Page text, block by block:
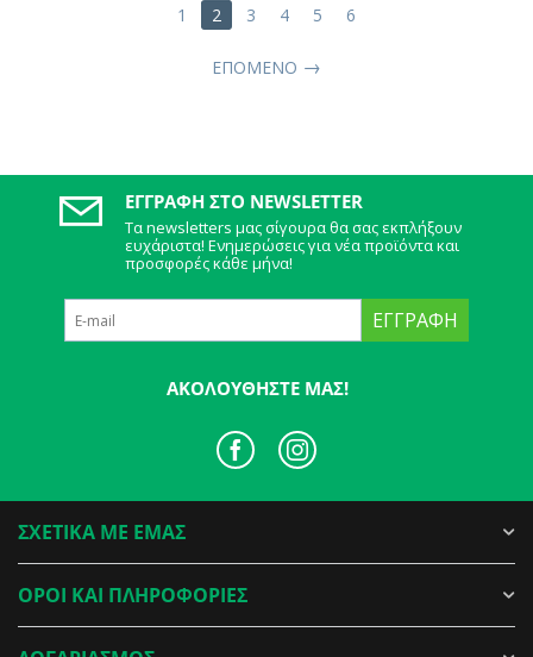
1 2 3 4 5 6
ΕΠΌΜΕΝΟ
ΕΓΓΡΑΦΉ ΣΤΟ NEWSLETTER
Τα newsletters μας σίγουρα θα σας εκπλήξουν
ευχάριστα! Ενημερώσεις για νέα προϊόντα και
προσφορές κάθε μήνα!
ΕΓΓΡΑΦΉ
ΑΚΟΛΟΥΘΉΣΤΕ ΜΑΣ!
ΣΧΕΤΙΚΑ ΜΕ ΕΜΑΣ
ΟΡΟΙ ΚΑΙ ΠΛΗΡΟΦΟΡΙΕΣ